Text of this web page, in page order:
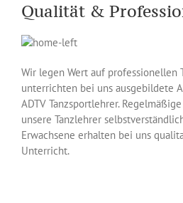
Qualität &
Wir legen Wert auf professionellen
unterrichten bei uns ausgebildete
ADTV Tanzsportlehrer.
unsere Tanzlehrer
Erwachsene erhalten bei uns
Unterricht.